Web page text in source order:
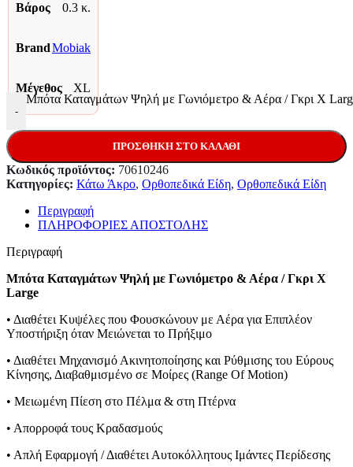
Βάρος 0.3 κ.
BrandMobiak
Μέγεθος XL
-
Mπότα Καταγμάτων Ψηλή με Γωνιόμετρο & Αέρα / Γκρι X
ΠΡΟΣΘΉΚΗ ΣΤΟ ΚΑΛΆΘΙ
Κωδικός προϊόντος: 70610246
Κατηγορίες: Κάτω Άκρο, Ορθοπεδικά Είδη, Ορθοπεδικά Είδη
Περιγραφή
ΠΛΗΡΟΦΟΡΙΕΣ ΑΠΟΣΤΟΛΗΣ
Περιγραφή
Mπότα Καταγμάτων Ψηλή με Γωνιόμετρο & Αέρα / Γκρι X
Large
• Διαθέτει Κυψέλες που Φουσκώνουν με Αέρα για Επιπλέον
Υποστήριξη όταν Μειώνεται το Πρήξιμο
• Διαθέτει Μηχανισμό Ακινητοποίησης και Ρύθμισης του Εύρους
Κίνησης, Διαβαθμισμένο σε Μοίρες (Range Of Motion)
• Μειωμένη Πίεση στο Πέλμα & στη Πτέρνα
• Απορροφά τους Κραδασμούς
• Απλή Εφαρμογή / Διαθέτει Αυτοκόλλητους Ιμάντες Περίδεσης